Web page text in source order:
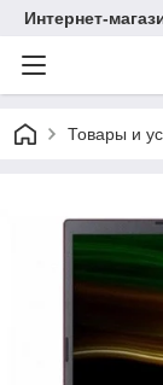
Интернет-
Товары и